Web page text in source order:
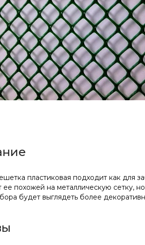
пластиковая подходит как для
ее похожей на металлическую сетку,
будет выглядеть более